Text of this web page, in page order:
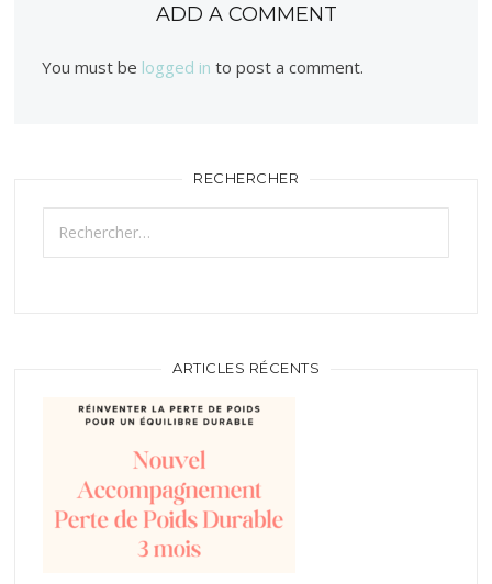
ADD A COMMENT
You must be logged in to post a comment.
RECHERCHER
Rechercher :
ARTICLES RÉCENTS